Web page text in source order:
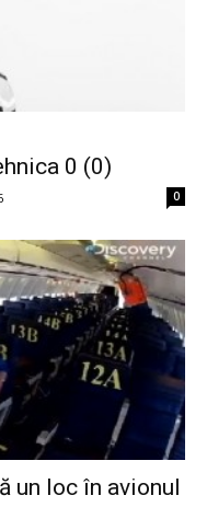
0 (0)
0
un loc în avionul